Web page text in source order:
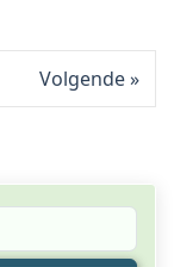
Volgende